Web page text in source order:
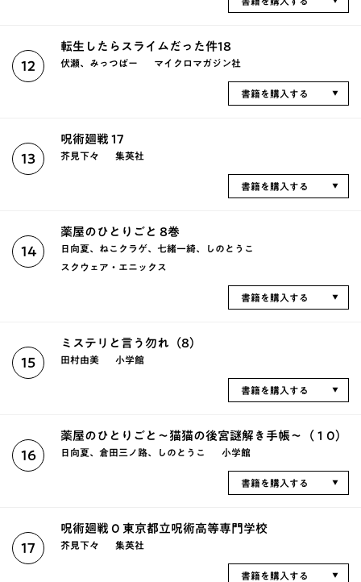
12
転生したらスライムだった件18
伏瀬、みっつばー マイクロマガジン社
書籍を購入する
13
呪術廻戦 17
芥見下々 集英社
書籍を購入する
14
薬屋のひとりごと 8巻
日向夏、ねこクラゲ、七緒一綺、しのとうこ
スクウェア・エニックス
書籍を購入する
15
ミステリと言う勿れ（8）
田村由美 小学館
書籍を購入する
16
薬屋のひとりごと～猫猫の後宮謎解き手帳～（１0）
日向夏、倉田三ノ路、しのとうこ 小学館
書籍を購入する
17
呪術廻戦 0 東京都立呪術高等専門学校
芥見下々 集英社
書籍を購入する